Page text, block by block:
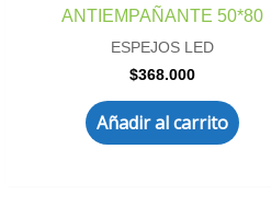
ANTIEMPAÑANTE 50*80
ESPEJOS LED
$368.000
Añadir al carrito